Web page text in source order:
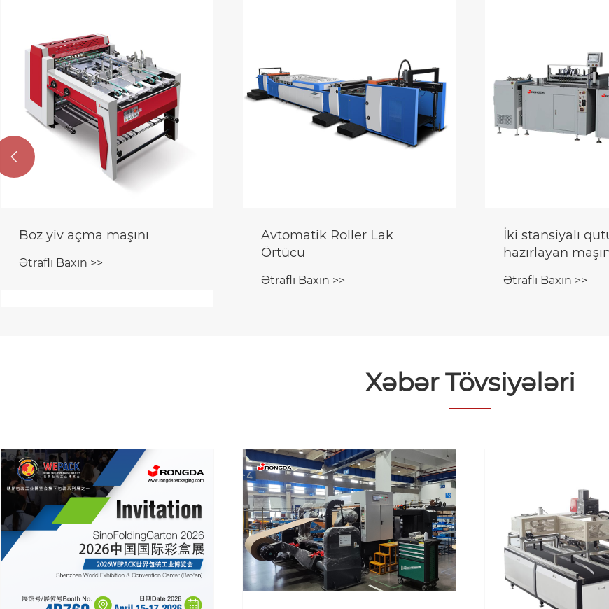
Boz yiv açma maşını
Ətraflı Baxın >>
Avtomatik Roller Lak
Örtücü
Ətraflı Baxın >>
İki stansiyalı
hazırlayan
Ətraflı Baxın >>

Xəbər Tövsiyələri